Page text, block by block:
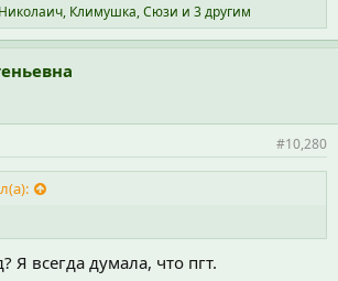
Николаич, Климушка,Сюзи и 3 другим
#10,280
Я всегда думала, что пгт.